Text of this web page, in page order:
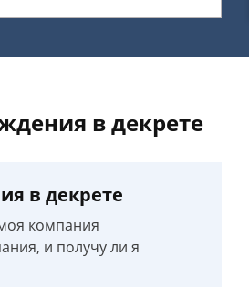
в декрете
в декрете
компания
и получу ли я